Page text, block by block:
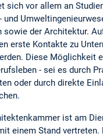
sich vor allem an
und
sowie der Architektur.
erste Kontakte zu
Diese Möglichkeit
- sei es durch
oder durch direkte
ist am
einem Stand vertreten.